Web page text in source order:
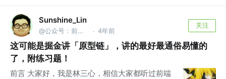
Sunshine_Lin
@公众号：前端之神 & B站：林三心的挖掘机 · 4年前
关注
这可能是掘金讲「原型链」，讲的最好最通俗易懂的
了，附练习题！
前言 大家好，我是林三心，相信大家都听过前端